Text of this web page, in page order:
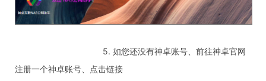
5. 如您还没有神卓账号、前往神卓官网
注册一个神卓账号、点击链接